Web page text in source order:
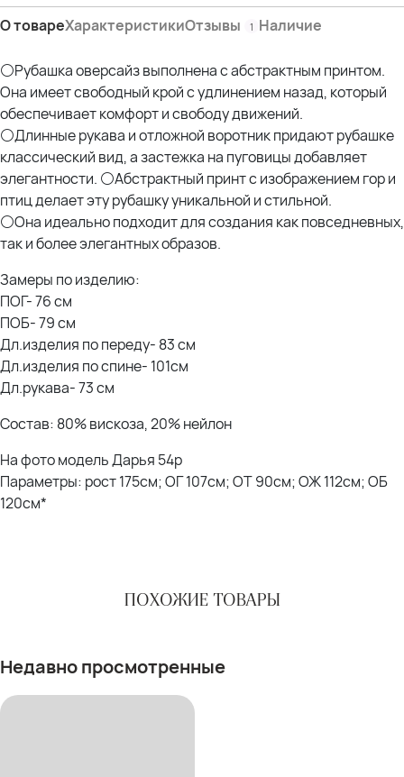
О товареХарактеристикиОтзывы 1 Наличие
⚪Рубашка оверсайз выполнена с абстрактным принтом.
Она имеет свободный крой с удлинением назад, который
обеспечивает комфорт и свободу движений.
⚪Длинные рукава и отложной воротник придают рубашке
классический вид, а застежка на пуговицы добавляет
элегантности. ⚪Абстрактный принт с изображением гор и
птиц делает эту рубашку уникальной и стильной.
⚪Она идеально подходит для создания как повседневных,
так и более элегантных образов.
Замеры по изделию:
ПОГ- 76 см
ПОБ- 79 см
Дл.изделия по переду- 83 см
Дл.изделия по спине- 101см
Дл.рукава- 73 см
Состав: 80% вискоза, 20% нейлон
На фото модель Дарья 54р
Параметры: рост 175см; ОГ 107см; ОТ 90см; ОЖ 112см; ОБ
120см*
ПОХОЖИЕ ТОВАРЫ
Недавно просмотренные